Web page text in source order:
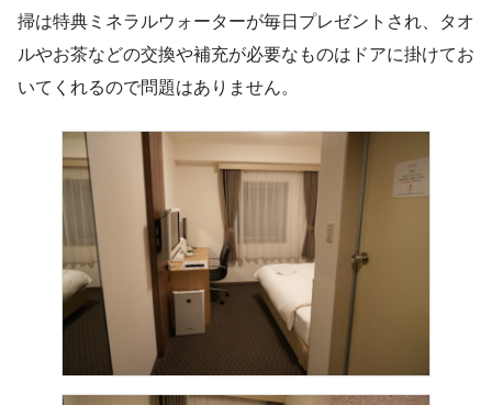
掃は特典ミネラルウォーターが毎日プレゼントされ、タオ
ルやお茶などの交換や補充が必要なものはドアに掛けてお
いてくれるので問題はありません。